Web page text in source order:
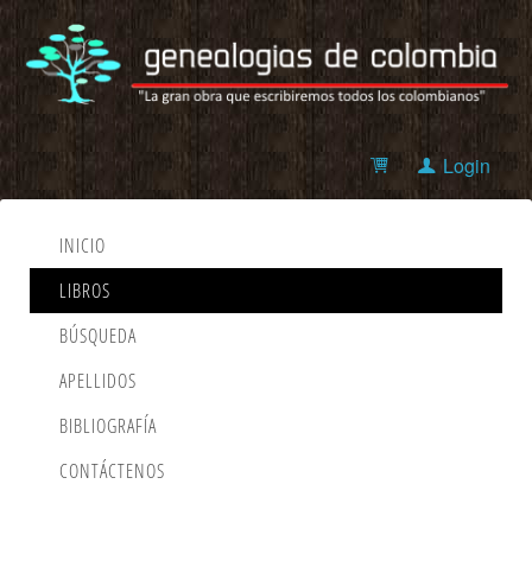
Login
INICIO
LIBROS
BÚSQUEDA
APELLIDOS
BIBLIOGRAFÍA
CONTÁCTENOS